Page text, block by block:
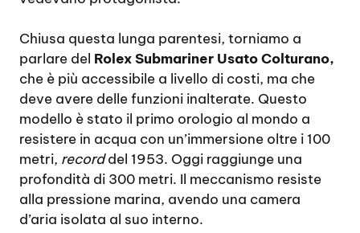
Chiusa questa lunga parentesi, torniamo a
parlare del Rolex Submariner Usato Colturano,
che è più accessibile a livello di costi, ma che
deve avere delle funzioni inalterate. Questo
modello è stato il primo orologio al mondo a
resistere in acqua con un’immersione oltre i 100
metri, recorddel 1953. Oggi raggiunge una
profondità di 300 metri. Il meccanismo resiste
alla pressione marina, avendo una camera
d’aria isolata al suo interno.